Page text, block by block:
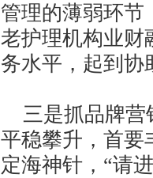
管理的薄弱环节
老护理机构业财
务水平，起到协
三是抓品牌营
平稳攀升，首要
定海神针，“请